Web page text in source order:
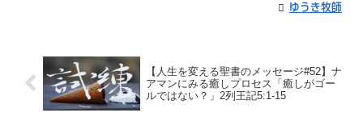
ゆうき牧師
【人生を変える聖書のメッセージ#52】ナ
アマンにみる癒しプロセス「癒しがゴー
ルではない？」2列王記5:1-15